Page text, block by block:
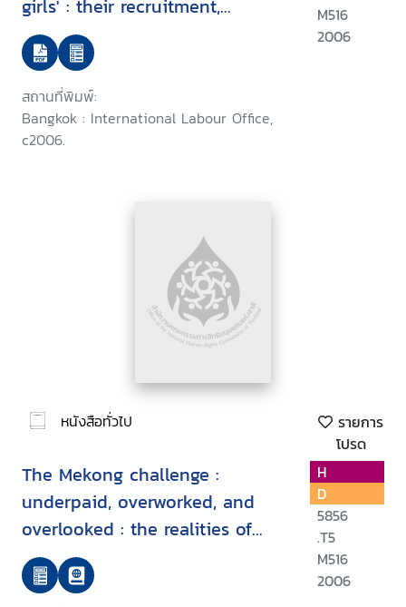
girls' : their recruitment,
working conditions and
vulnerabilities
สถานที่พิมพ์:
Bangkok : International Labour Office,
c2006.
M516
2006
หนังสือทั่วไป
รายการ
โปรด
The Mekong challenge :
underpaid, overworked, and
overlooked : the realities of
young migrant workers in
Thailand.
H
D
5856
.T5
M516
2006